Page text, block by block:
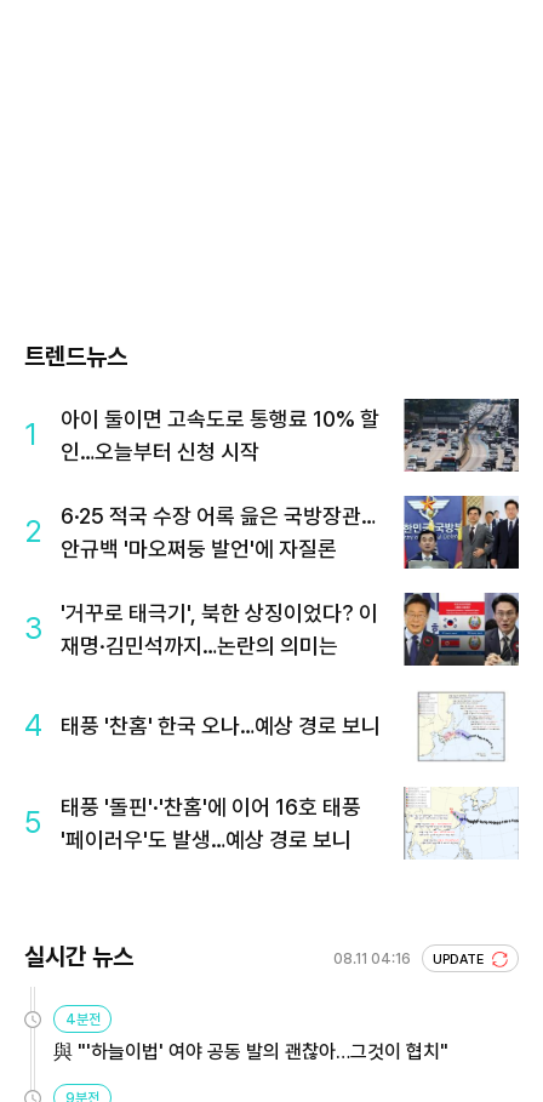
트렌드뉴스
1
아이 둘이면 고속도로 통행료 10% 할
인…오늘부터 신청 시작
2
6·25 적국 수장 어록 읊은 국방장관…
안규백 '마오쩌둥 발언'에 자질론
3
'거꾸로 태극기', 북한 상징이었다? 이
재명·김민석까지…논란의 의미는
4 태풍 '찬홈' 한국 오나…예상 경로 보니
5
태풍 '돌핀'·'찬홈'에 이어 16호 태풍
'페이러우'도 발생…예상 경로 보니
실시간 뉴스 08.11 04:16 UPDATE
4분전
與 "'하늘이법' 여야 공동 발의 괜찮아…그것이 협치"
9분전